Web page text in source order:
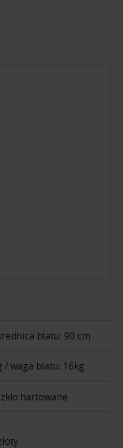
blatu: 90 cm
/ waga blatu: 16kg
hartowane